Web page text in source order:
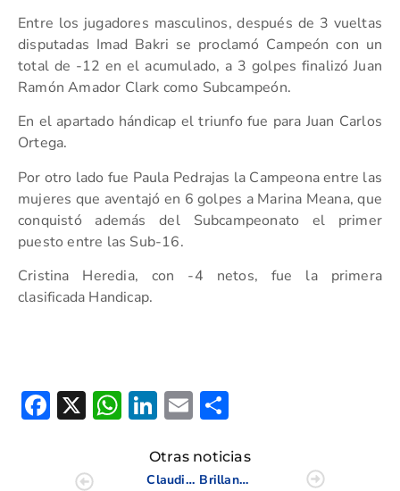
Entre los jugadores masculinos, después de 3 vueltas
disputadas Imad Bakri se proclamó Campeón con un
total de -12 en el acumulado, a 3 golpes finalizó Juan
Ramón Amador Clark como Subcampeón.
En el apartado hándicap el triunfo fue para Juan Carlos
Ortega.
Por otro lado fue Paula Pedrajas la Campeona entre las
mujeres que aventajó en 6 golpes a Marina Meana, que
conquistó además del Subcampeonato el primer
puesto entre las Sub-16.
Cristina Heredia, con -4 netos, fue la primera
clasificada Handicap.
Facebook
X WhatsApp
LinkedIn
Email
Otras noticias
Claudia Salazar, Campeona de España de 2ª categoría
Brillante Marta Pérez CAMPEONA DE ESPAÑA ABSOLUTA